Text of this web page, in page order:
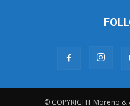
© COPYRIGHT Moreno